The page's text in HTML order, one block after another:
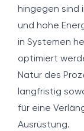
hingegen sind
und hohe
in Systemen
optimiert
Natur des
langfristig
für eine
Ausrüstung.